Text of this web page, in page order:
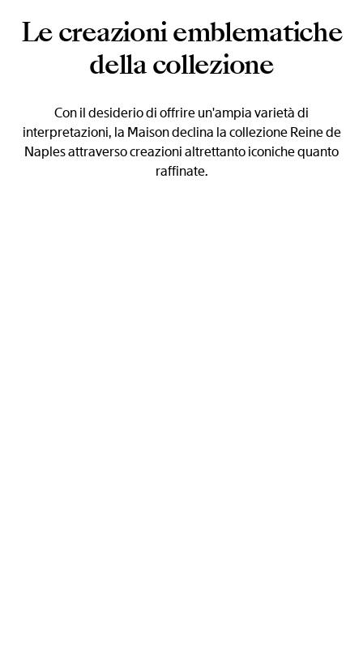
Le creazioni emblematiche
della collezione
Con il desiderio di offrire un'ampia varietà di
interpretazioni, la Maison declina la collezione Reine de
Naples attraverso creazioni altrettanto iconiche quanto
raffinate.